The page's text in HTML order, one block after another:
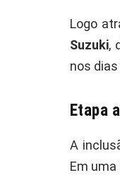
Logo
Suzuki,
nos dias
Etapa
A
Em